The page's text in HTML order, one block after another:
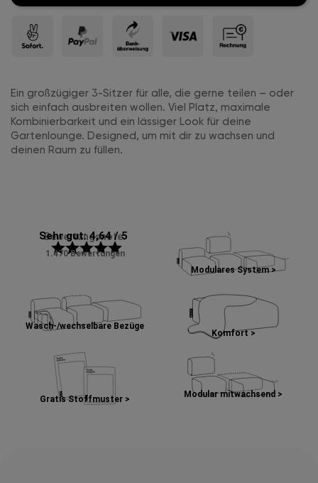
Ein großzügiger 3-Sitzer für alle, die gerne teilen – oder
sich einfach ausbreiten wollen. Viel Platz, maximale
Kombinierbarkeit und ein lässiger Look für deine
Gartenlounge. Designed, um mit dir zu wachsen und
deinen Raum zu füllen.
Bewertungsnote:
Sehr gut: 4,64 / 5
starstarstarstarstar
1.470 Bewertungen
Modulares System >
Wasch-/wechselbare Bezüge
Komfort >
Gratis Stoffmuster >
Modular mitwachsend >